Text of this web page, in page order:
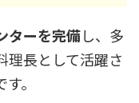
ターを完備し、多
理長として活躍さ
す。